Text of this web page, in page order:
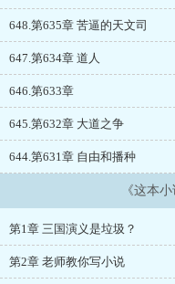
648.第635章 苦逼的天文司
647.第634章 道人
646.第633章
645.第632章 大道之争
644.第631章 自由和播种
《这本
第1章 三国演义是垃圾？
第2章 老师教你写小说